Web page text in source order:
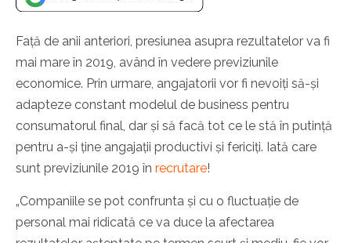
Față de anii anteriori, presiunea asupra rezultatelor va fi
mai mare în 2019, având în vedere previziunile
economice. Prin urmare, angajatorii vor fi nevoiți să-și
adapteze constant modelul de business pentru
consumatorul final, dar și să facă tot ce le stă în putință
pentru a-și ține angajații productivi și fericiți. Iată care
sunt previziunile 2019 în recrutare!
„Companiile se pot confrunta și cu o fluctuație de
personal mai ridicată ce va duce la afectarea